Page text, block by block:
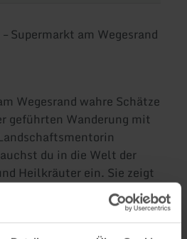
Supermarkt am Wegesrand
Wegesrand wahre Schätze
geführten Wanderung mit
du in die Welt der
Heilkräuter ein. Sie zeigt
sicher erkennst, ihre
verstehst und wie du
und nutzen kannst.